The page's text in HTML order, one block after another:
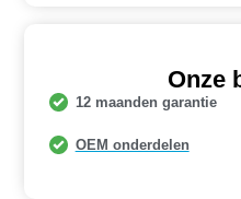
Onze
12 maanden garantie
OEM onderdelen